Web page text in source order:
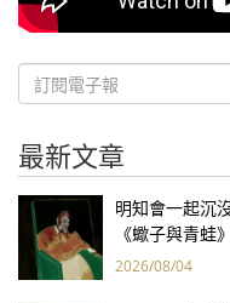
最新文章
明知會一起沉
《蠍子與青蛙
2026/08/04